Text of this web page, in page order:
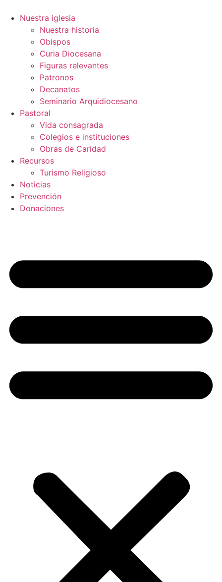
contenido
Nuestra iglesia
Nuestra historia
Obispos
Curia Diocesana
Figuras relevantes
Patronos
Decanatos
Seminario Arquidiocesano
Pastoral
Vida consagrada
Colegios e instituciones
Obras de Caridad
Recursos
Turismo Religioso
Noticias
Prevención
Donaciones